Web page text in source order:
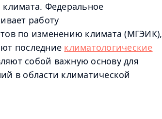
Федеральное
работу
по изменению климата (МГЭИК),
последние климатологические
собой важную основу для
в области климатической